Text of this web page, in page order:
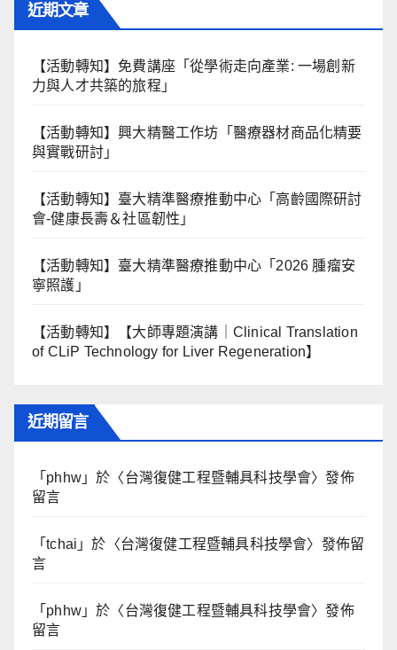
近期文章
【活動轉知】免費講座「從學術走向產業: ⼀場創新
力與⼈才共築的旅程」
【活動轉知】興大精醫工作坊「醫療器材商品化精要
與實戰研討」
【活動轉知】臺大精準醫療推動中心「高齡國際研討
會-健康長壽＆社區韌性」
【活動轉知】臺大精準醫療推動中心「2026 腫瘤安
寧照護」
【活動轉知】【大師專題演講｜Clinical Translation
of CLiP Technology for Liver Regeneration】
近期留言
「 phhw 」於〈台灣復健工程暨輔具科技學會〉發佈
留言
「tchai 」於〈台灣復健工程暨輔具科技學會〉發佈留
言
「 phhw 」於〈台灣復健工程暨輔具科技學會〉發佈
留言